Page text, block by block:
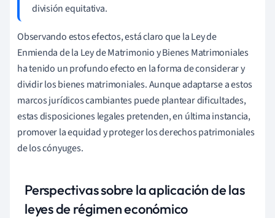
división equitativa.
Observando estos efectos, está claro que la Ley de
Enmienda de la Ley de Matrimonio y Bienes Matrimoniales
ha tenido un profundo efecto en la forma de considerar y
dividir los bienes matrimoniales. Aunque adaptarse a estos
marcos jurídicos cambiantes puede plantear dificultades,
estas disposiciones legales pretenden, en última instancia,
promover la equidad y proteger los derechos patrimoniales
de los cónyuges.
Perspectivas sobre la aplicación de las
leyes de régimen económico